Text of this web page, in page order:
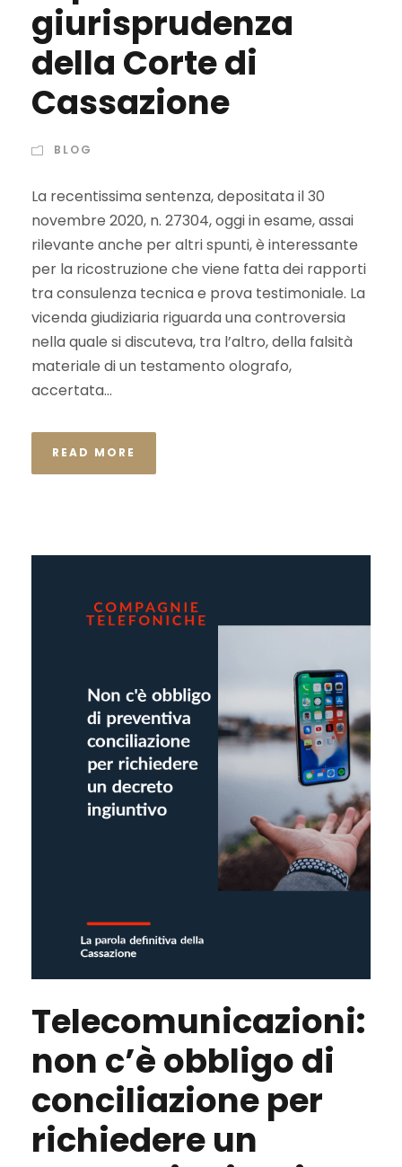
giurisprudenza
della Corte di
Cassazione
BLOG
La recentissima sentenza, depositata il 30
novembre 2020, n. 27304, oggi in esame, assai
rilevante anche per altri spunti, è interessante
per la ricostruzione che viene fatta dei rapporti
tra consulenza tecnica e prova testimoniale. La
vicenda giudiziaria riguarda una controversia
nella quale si discuteva, tra l’altro, della falsità
materiale di un testamento olografo,
accertata...
READ MORE
Telecomunicazioni:
non c’è obbligo di
conciliazione per
richiedere un